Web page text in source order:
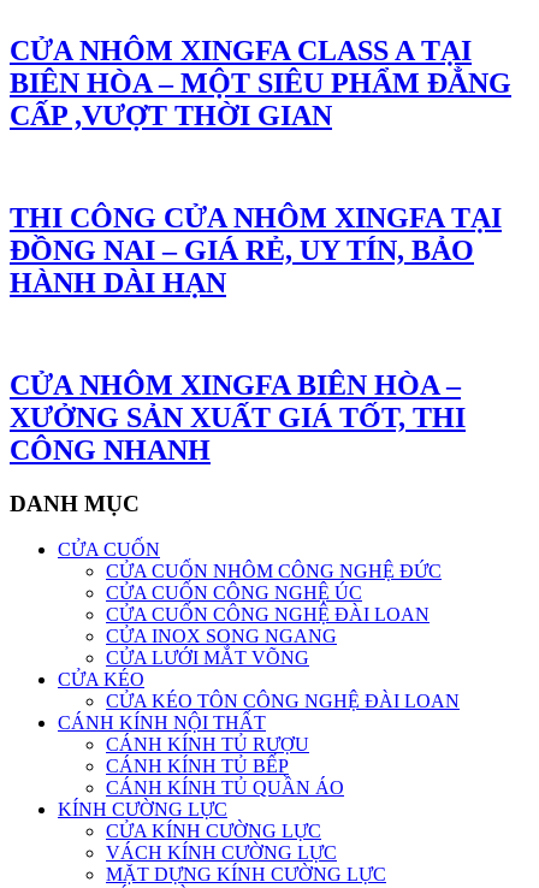
CỬA NHÔM XINGFA CLASS A TẠI
BIÊN HÒA – MỘT SIÊU PHẨM ĐẲNG
CẤP ,VƯỢT THỜI GIAN
THI CÔNG CỬA NHÔM XINGFA TẠI
ĐỒNG NAI – GIÁ RẺ, UY TÍN, BẢO
HÀNH DÀI HẠN
CỬA NHÔM XINGFA BIÊN HÒA –
XƯỞNG SẢN XUẤT GIÁ TỐT, THI
CÔNG NHANH
DANH MỤC
CỬA CUỐN
CỬA CUỐN NHÔM CÔNG NGHỆ ĐỨC
CỬA CUỐN CÔNG NGHỆ ÚC
CỬA CUỐN CÔNG NGHỆ ĐÀI LOAN
CỬA INOX SONG NGANG
CỬA LƯỚI MẮT VÕNG
CỬA KÉO
CỬA KÉO TÔN CÔNG NGHỆ ĐÀI LOAN
CÁNH KÍNH NỘI THẤT
CÁNH KÍNH TỦ RƯỢU
CÁNH KÍNH TỦ BẾP
CÁNH KÍNH TỦ QUẦN ÁO
KÍNH CƯỜNG LỰC
CỬA KÍNH CƯỜNG LỰC
VÁCH KÍNH CƯỜNG LỰC
MẶT DỰNG KÍNH CƯỜNG LỰC